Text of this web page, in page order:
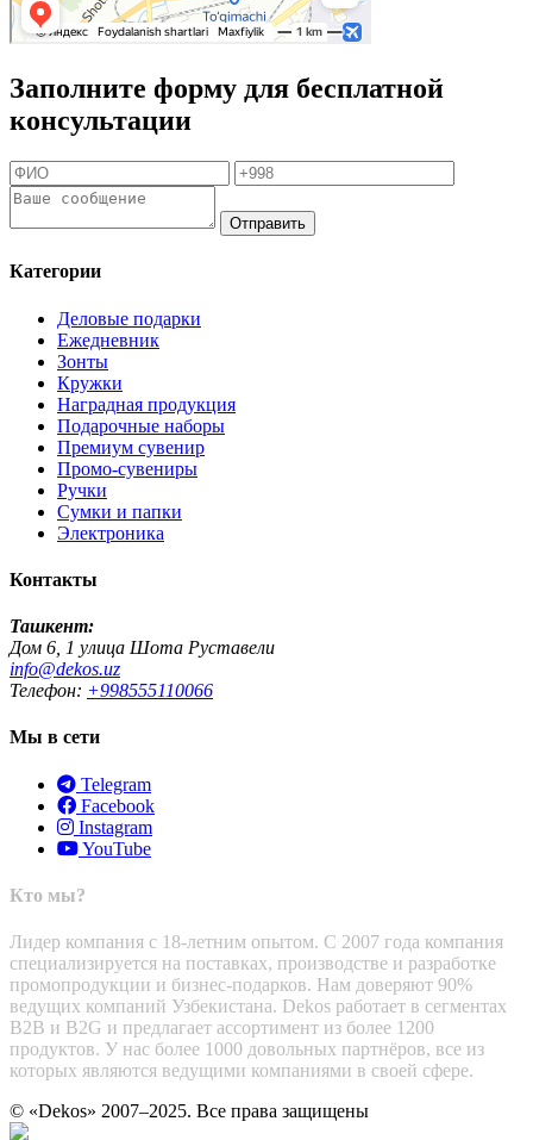
Заполните форму для бесплатной
консультации
Отправить
Категории
Деловые подарки
Ежедневник
Зонты
Кружки
Наградная продукция
Подарочные наборы
Премиум сувенир
Промо-сувениры
Ручки
Сумки и папки
Электроника
Контакты
Ташкент:
Дом 6, 1 улица Шота Руставели
info@dekos.uz
Телефон: +998555110066
Мы в сети
Telegram
Facebook
Instagram
YouTube
Кто мы?
Лидер компания с 18-летним опытом. С 2007 года компания
специализируется на поставках, производстве и разработке
промопродукции и бизнес-подарков. Нам доверяют 90%
ведущих компаний Узбекистана. Dekos работает в сегментах
B2B и B2G и предлагает ассортимент из более 1200
продуктов. У нас более 1000 довольных партнёров, все из
которых являются ведущими компаниями в своей сфере.
© «Dekos» 2007–2025. Все права защищены